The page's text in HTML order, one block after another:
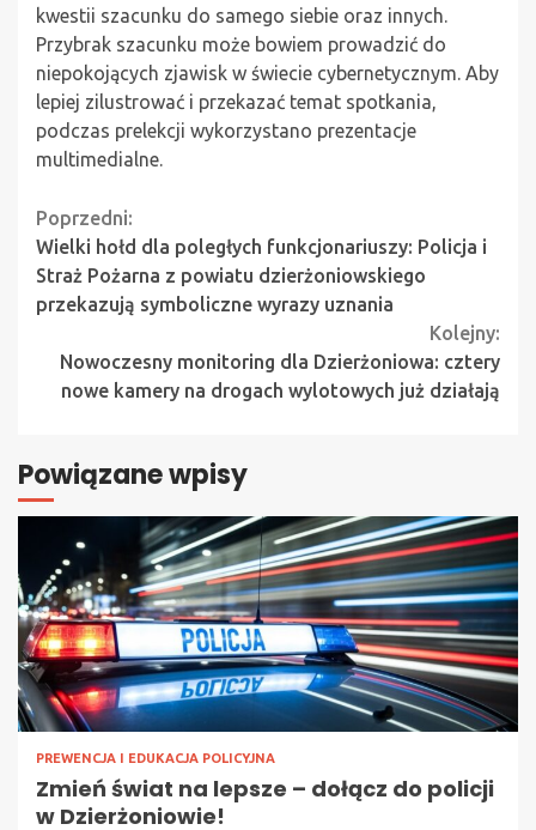
kwestii szacunku do samego siebie oraz innych.
Przybrak szacunku może bowiem prowadzić do
niepokojących zjawisk w świecie cybernetycznym. Aby
lepiej zilustrować i przekazać temat spotkania,
podczas prelekcji wykorzystano prezentacje
multimedialne.
Continue
Reading
Poprzedni:
Wielki hołd dla poległych funkcjonariuszy: Policja i
Straż Pożarna z powiatu dzierżoniowskiego
przekazują symboliczne wyrazy uznania
Kolejny:
Nowoczesny monitoring dla Dzierżoniowa: cztery
nowe kamery na drogach wylotowych już działają
Powiązane wpisy
PREWENCJA I EDUKACJA POLICYJNA
Zmień świat na lepsze – dołącz do policji
w Dzierżoniowie!